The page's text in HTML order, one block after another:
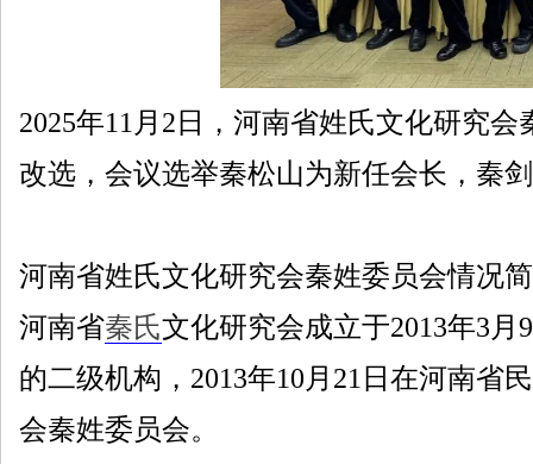
2025年11月2日，河南省姓氏文化研究
改选，会议选举秦松山为新任会长，秦
河南省姓氏文化研究会秦姓委员会情况
河南省秦氏文化研究会成立于2013年3月
的二级机构，2013年10月21日在河南省
会秦姓委员会。